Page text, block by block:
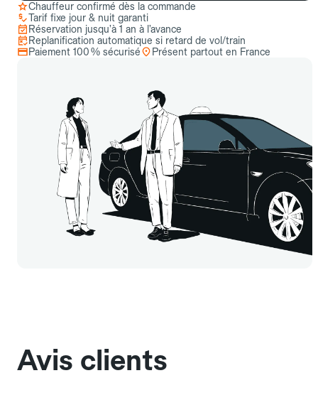
Chauffeur confirmé dès la commande
Tarif fixe jour & nuit garanti
Réservation jusqu’à 1 an à l’avance
Replanification automatique si retard de vol/train
Paiement 100 % sécurisé
Présent partout en France
Avis clients